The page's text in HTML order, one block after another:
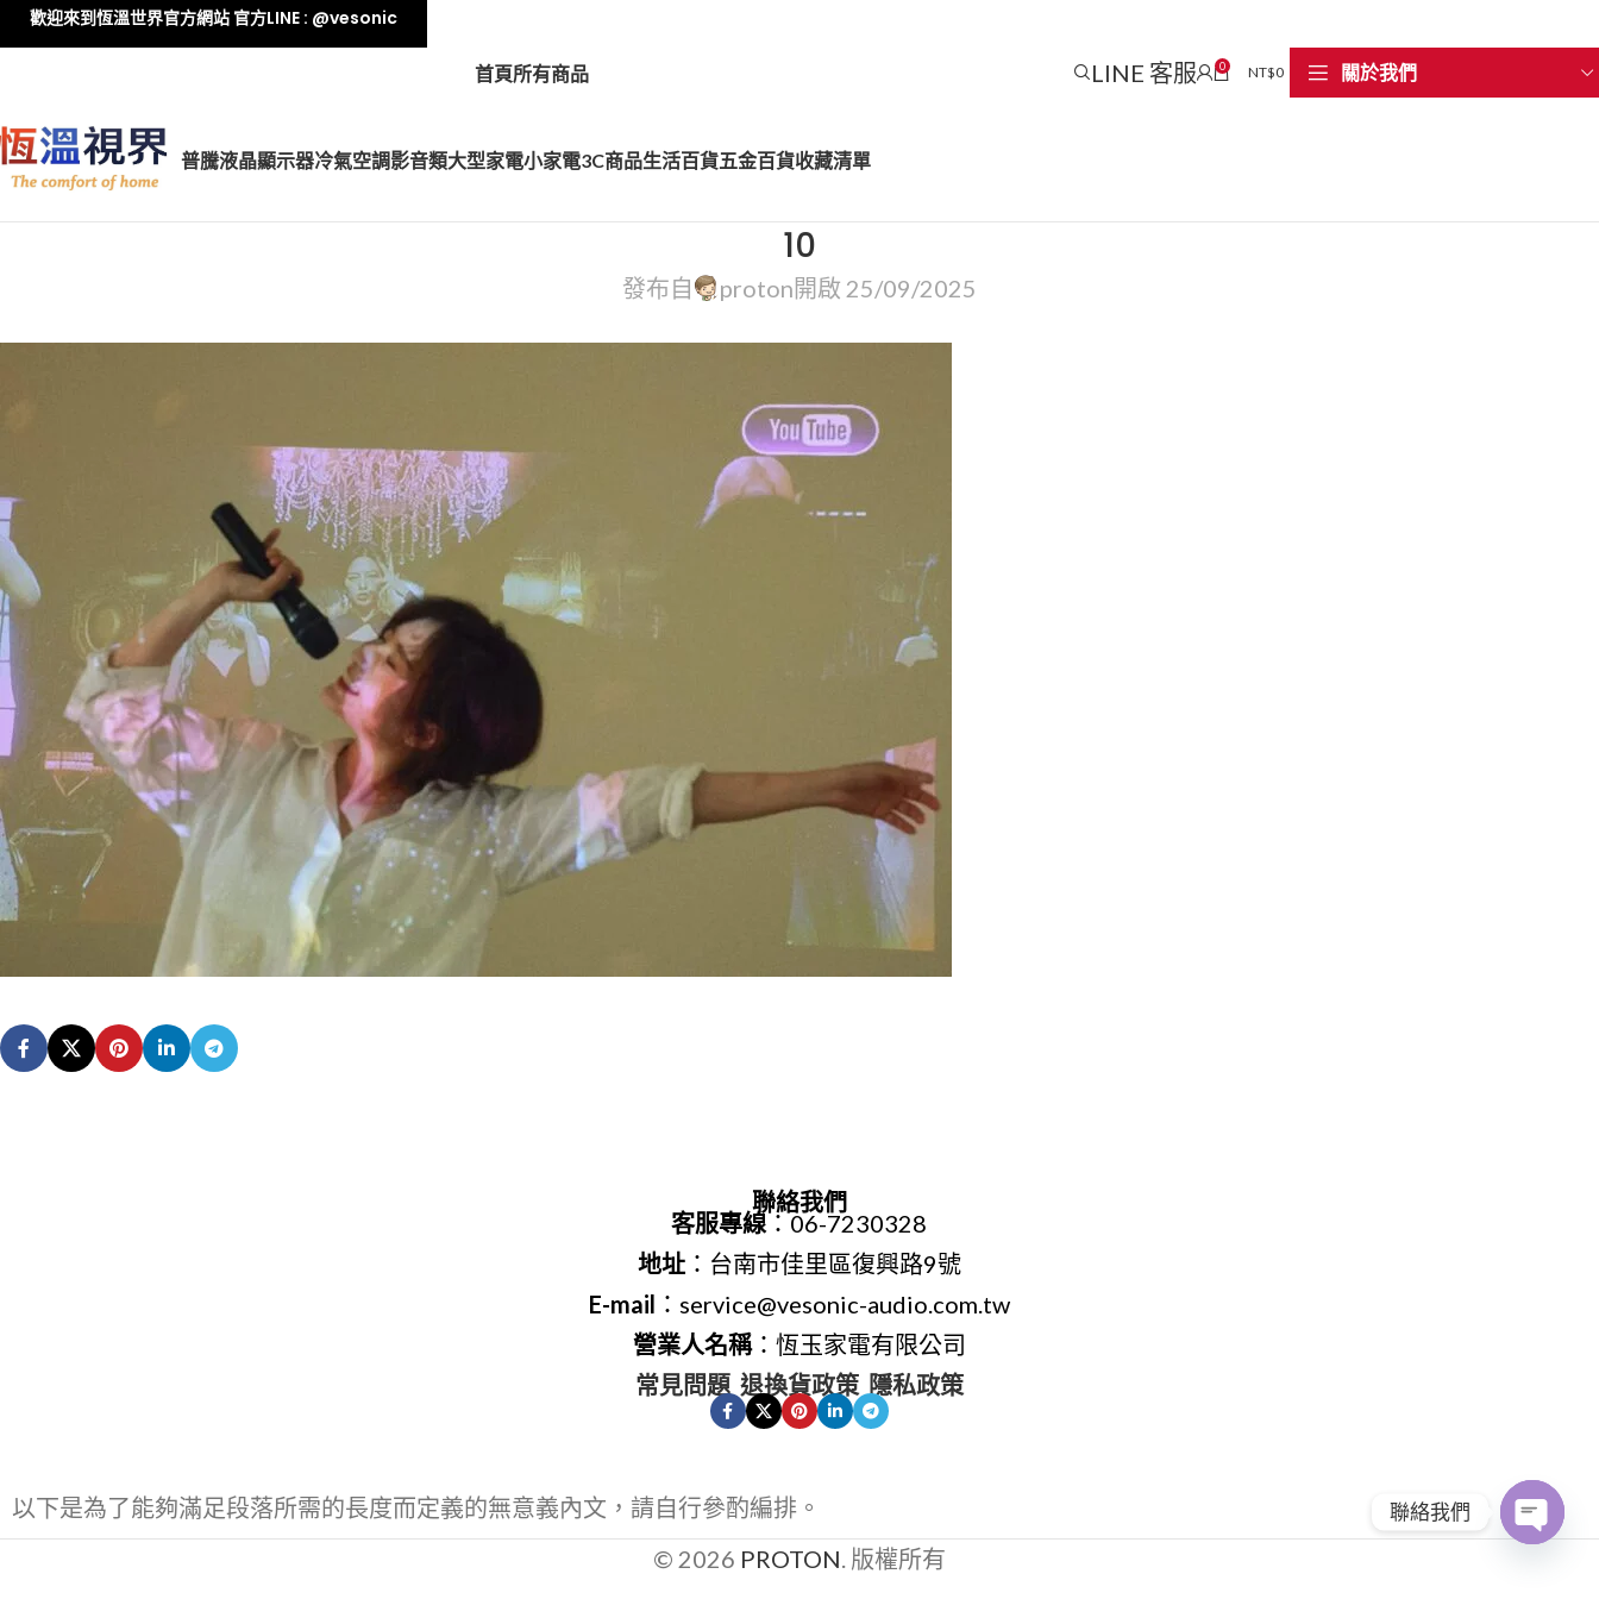
首頁所有商品 LINE 客服 0 NT$0 關於我們
普騰液晶顯示器冷氣空調影音類大型家電小家電3C商品生活百貨五金百貨收藏清單
10
發布自 proton開啟 25/09/2025
聯絡我們
客服專線：06-7230328
地址：台南市佳里區復興路9號
E-mail ：service@vesonic-audio.com.tw
營業人名稱：恆玉家電有限公司
常見問題 退換貨政策 隱私政策
以下是為了能夠滿足段落所需的長度而定義的無意義內文，請自行參酌編排。
© 2026 PROTON. 版權所有
歡迎來到恆溫世界官方網站 官方LINE : @vesonic
聯絡我們